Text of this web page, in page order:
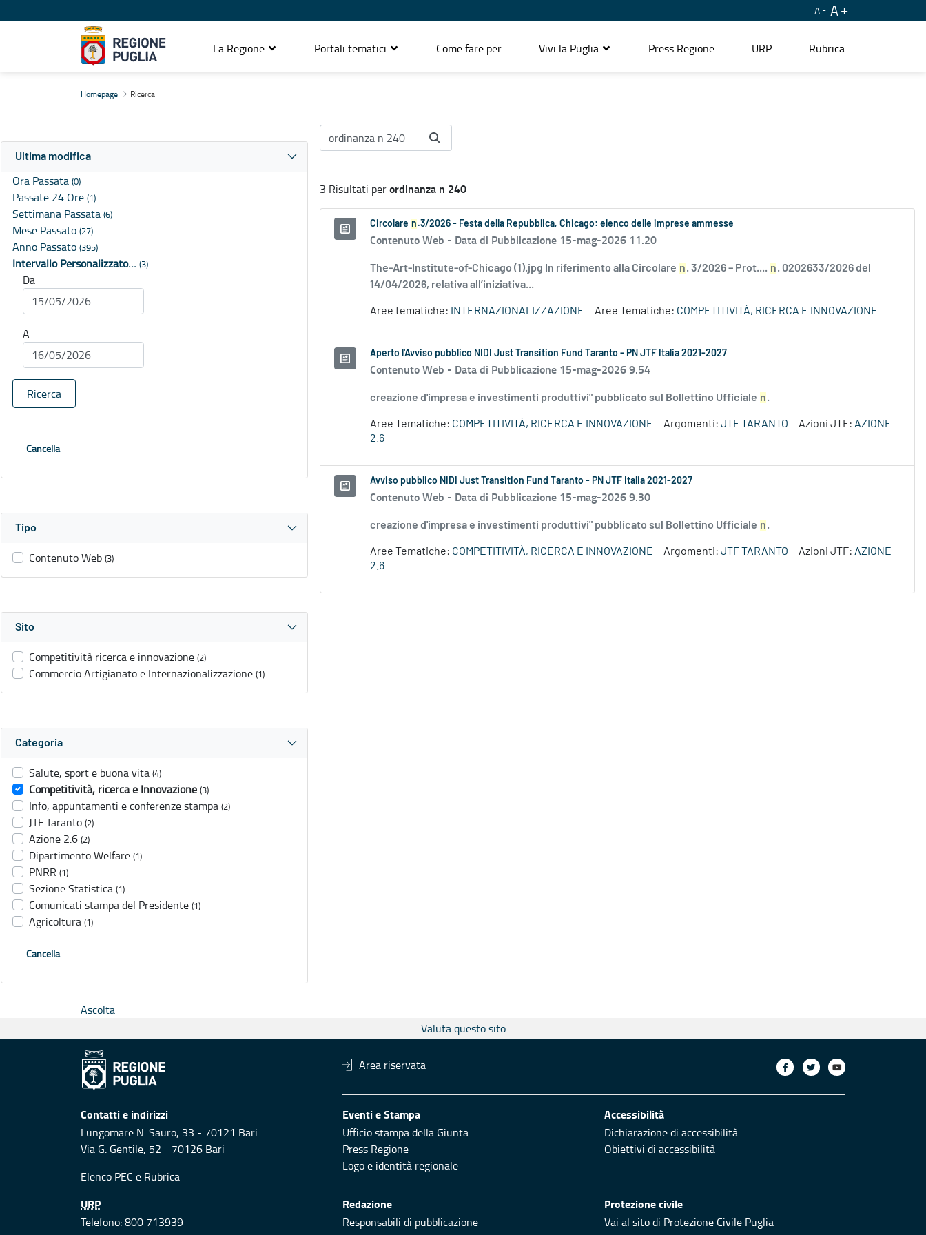
A A
La Regione Portali tematici Come fare per Vivi la Puglia Press Regione URP Rubrica
Homepage Ricerca
Ultima modifica
Ora Passata (0)
Passate 24 Ore (1)
Settimana Passata (6)
Mese Passato (27)
Anno Passato (395)
Intervallo Personalizzato… (3)
Da
A
Ricerca
Cancella
Tipo
Contenuto Web (3)
Sito
Competitività ricerca e innovazione (2)
Commercio Artigianato e Internazionalizzazione (1)
Categoria
Salute, sport e buona vita (4)
Competitività, ricerca e Innovazione (3)
Info, appuntamenti e conferenze stampa (2)
JTF Taranto (2)
Azione 2.6 (2)
Dipartimento Welfare (1)
PNRR (1)
Sezione Statistica (1)
Comunicati stampa del Presidente (1)
Agricoltura (1)
Cancella
3 Risultati perordinanza n 240
Circolare n .3/2026 - Festa della Repubblica, Chicago: elenco delle imprese ammesse
Contenuto Web - Data di Pubblicazione 15-mag-2026 11.20
The-Art-Institute-of-Chicago (1).jpg In riferimento alla Circolare n. 3/2026 – Prot.... n. 0202633/2026 del
14/04/2026, relativa all’iniziativa...
Aree tematiche: INTERNAZIONALIZZAZIONE Aree Tematiche: COMPETITIVITÀ, RICERCA E INNOVAZIONE
Aperto l'Avviso pubblico NIDI Just Transition Fund Taranto - PN JTF Italia 2021-2027
Contenuto Web - Data di Pubblicazione 15-mag-2026 9.54
creazione d'impresa e investimenti produttivi" pubblicato sul Bollettino Ufficiale n.
Aree Tematiche: COMPETITIVITÀ, RICERCA E INNOVAZIONE Argomenti: JTF TARANTO Azioni JTF: AZIONE
2.6
Avviso pubblico NIDI Just Transition Fund Taranto - PN JTF Italia 2021-2027
Contenuto Web - Data di Pubblicazione 15-mag-2026 9.30
creazione d'impresa e investimenti produttivi" pubblicato sul Bollettino Ufficiale n.
Aree Tematiche: COMPETITIVITÀ, RICERCA E INNOVAZIONE Argomenti: JTF TARANTO Azioni JTF: AZIONE
2.6
Ascolta
Valuta questo sito
Area riservata
Contatti e indirizzi
Lungomare N. Sauro, 33 - 70121 Bari
Via G. Gentile, 52 - 70126 Bari
Elenco PEC e Rubrica
Eventi e Stampa
Ufficio stampa della Giunta
Press Regione
Logo e identità regionale
Accessibilità
Dichiarazione di accessibilità
Obiettivi di accessibilità
URP
Telefono: 800 713939
Redazione
Responsabili di pubblicazione
Protezione civile
Vai al sito di Protezione Civile Puglia